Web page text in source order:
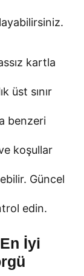
kartla
üst sınır
benzeri
koşullar
Güncel
edin.
İyi